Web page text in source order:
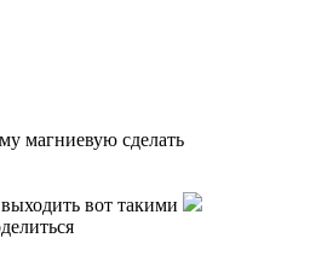
магниевую сделать
вот такими